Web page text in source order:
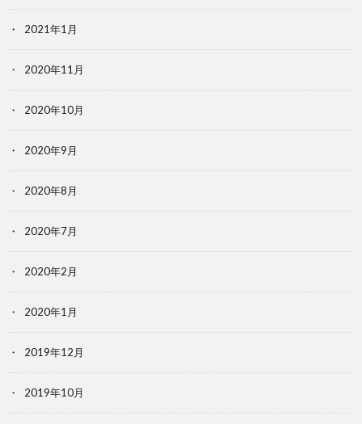
2021年1月
2020年11月
2020年10月
2020年9月
2020年8月
2020年7月
2020年2月
2020年1月
2019年12月
2019年10月